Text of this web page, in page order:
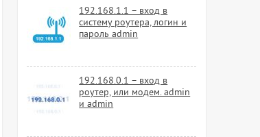
192.168.1.1 – вход в
систему роутера, логин и
пароль admin
192.168.0.1 – вход в
роутер, или модем. admin
и admin